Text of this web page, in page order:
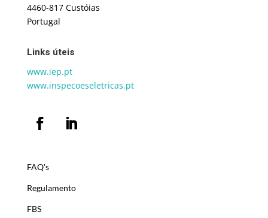
4460-817 Custóias
Portugal
Links úteis
www.iep.pt
www.inspecoeseletricas.pt
FAQ's
Regulamento
FBS